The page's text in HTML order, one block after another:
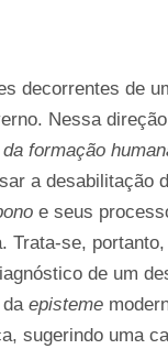
decorrentes de
Nessa
formação
a desabilitação
e seus
Trata-se,
de um
episteme
sugerindo uma